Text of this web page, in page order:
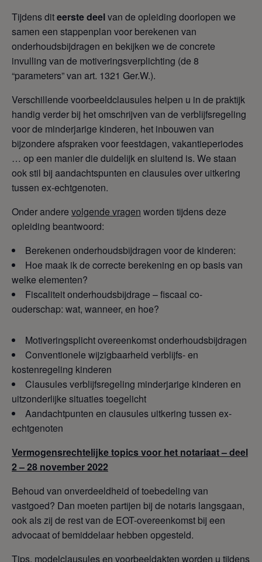
Tijdens diteerste deelvan de opleiding doorlopen we
samen een stappenplan voor berekenen van
onderhoudsbijdragen en bekijken we de concrete
invulling van de motiveringsverplichting (de 8
“parameters” van art. 1321 Ger.W.).
Verschillende voorbeeldclausules helpen u in de praktijk
handig verder bij het omschrijven van de verblijfsregeling
voor de minderjarige kinderen, het inbouwen van
bijzondere afspraken voor feestdagen, vakantieperiodes
… op een manier die duidelijk en sluitend is. We staan
ook stil bij aandachtspunten en clausules over uitkering
tussen ex-echtgenoten.
Onder andere volgende vragen worden tijdens deze
opleiding beantwoord:
Berekenen onderhoudsbijdragen voor de kinderen:
Hoe maak ik de correcte berekening en op basis van
welke elementen?
Fiscaliteit onderhoudsbijdrage – fiscaal co-
ouderschap: wat, wanneer, en hoe?
Motiveringsplicht overeenkomst onderhoudsbijdragen
Conventionele wijzigbaarheid verblijfs- en
kostenregeling kinderen
Clausules verblijfsregeling minderjarige kinderen en
uitzonderlijke situaties toegelicht
Aandachtpunten en clausules uitkering tussen ex-
echtgenoten
Vermogensrechtelijke topics voor het notariaat – deel
2 – 28 november 2022
Behoud van onverdeeldheid of toebedeling van
vastgoed? Dan moeten partijen bij de notaris langsgaan,
ook als zij de rest van de EOT-overeenkomst bij een
advocaat of bemiddelaar hebben opgesteld.
Tips, modelclausules en voorbeeldakten worden u tijdens